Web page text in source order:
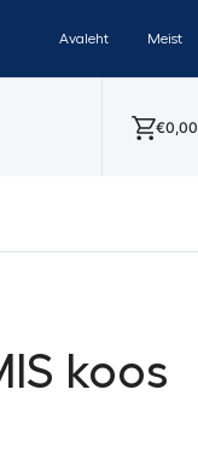
Avaleht Meist
€0,00
koos